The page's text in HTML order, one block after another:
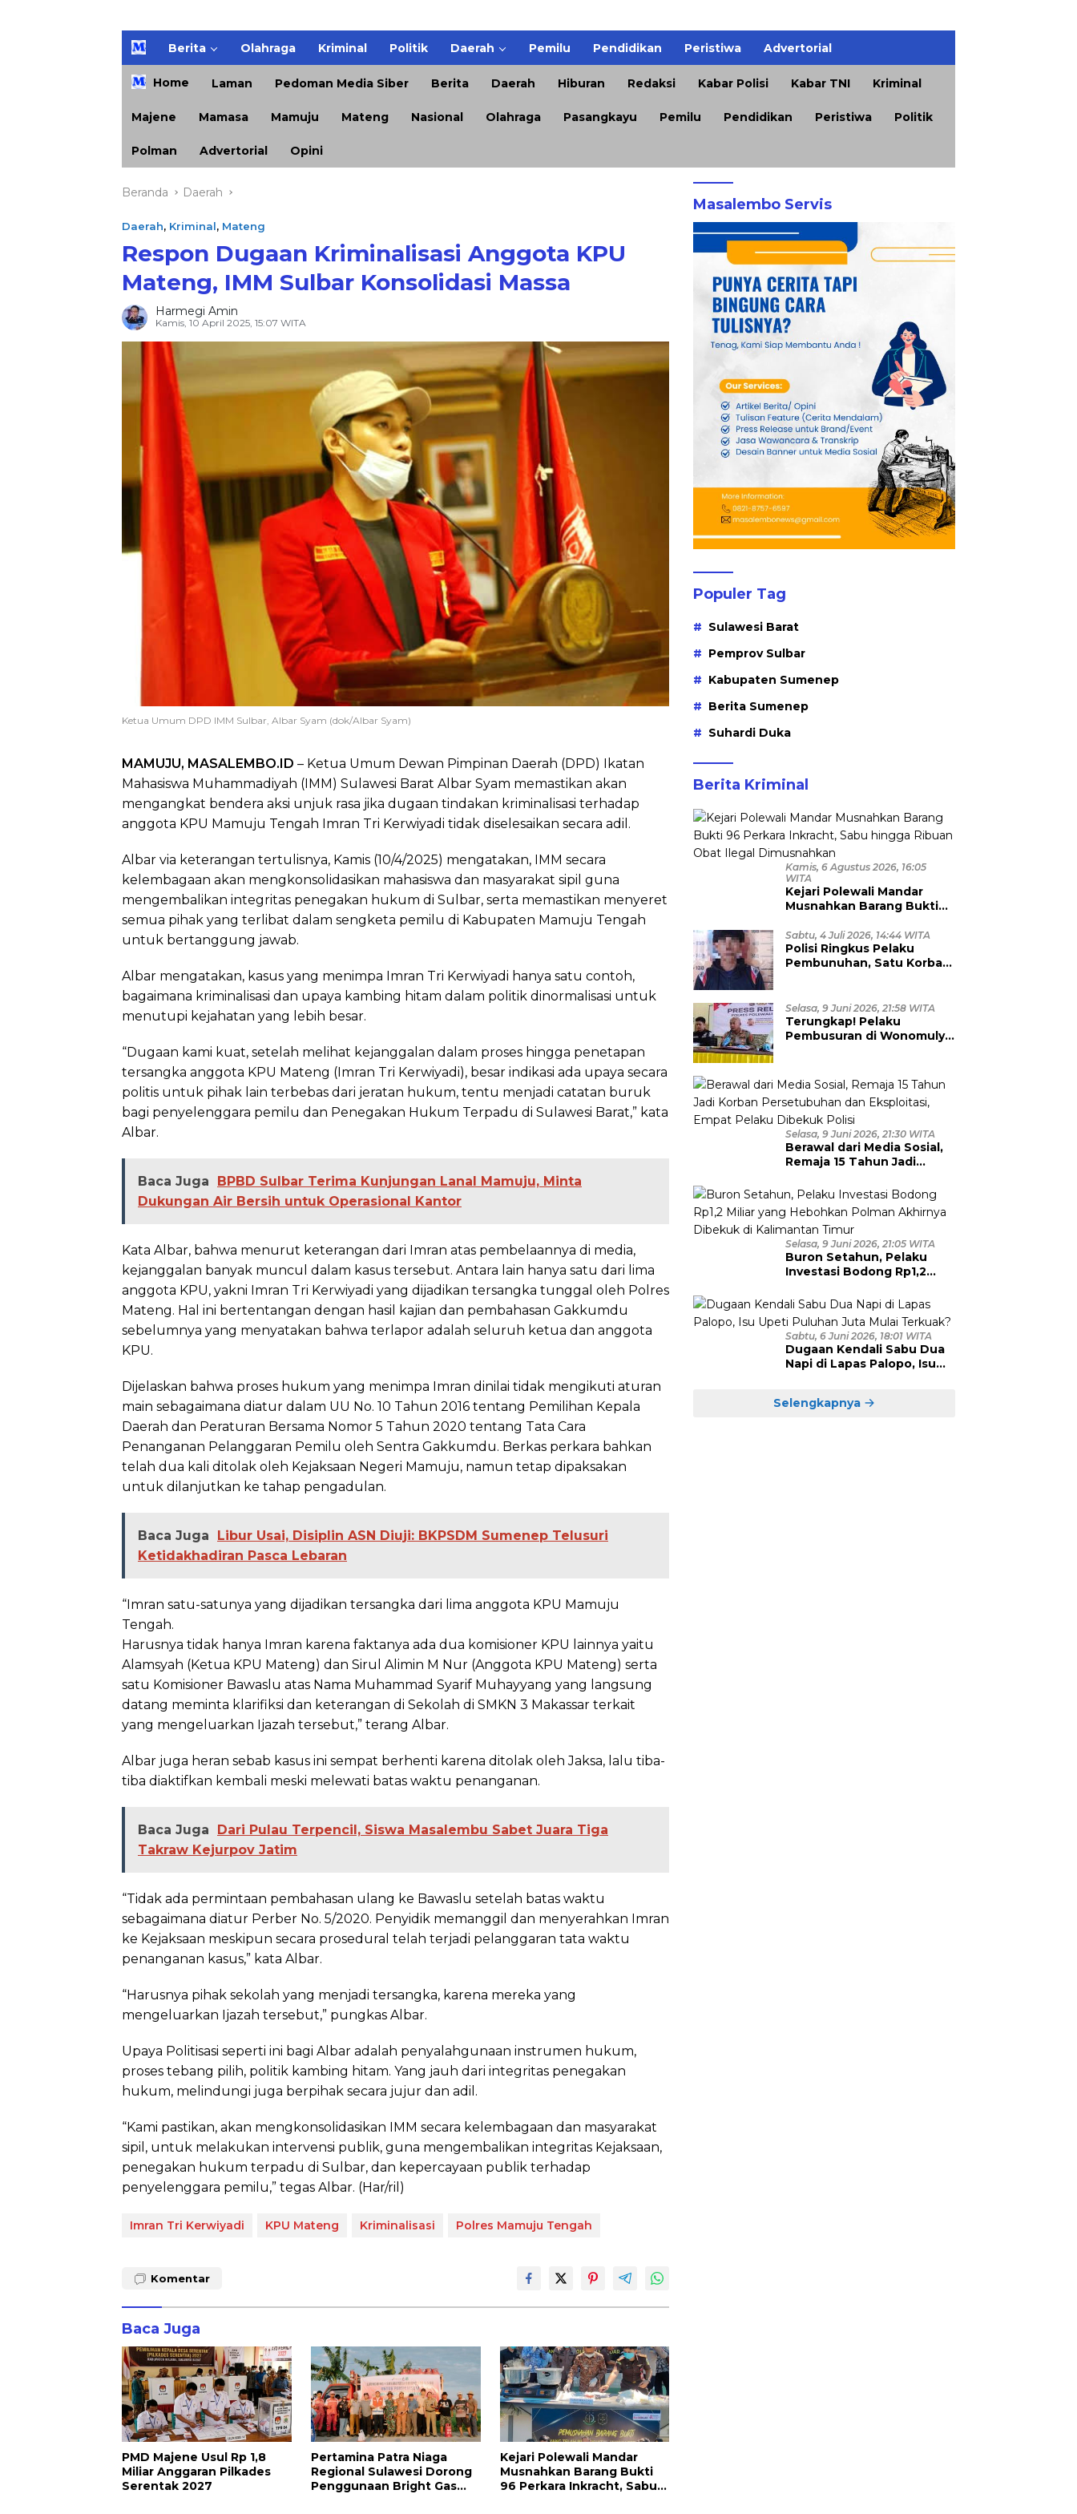
H
m
e
Berita Olahraga Kriminal Politik Daerah Pemilu Pendidikan Peristiwa Advertorial
Home Laman Pedoman Media Siber Berita Daerah Hiburan Redaksi Kabar Polisi Kabar TNI Kriminal
Majene Mamasa Mamuju Mateng Nasional Olahraga Pasangkayu Pemilu Pendidikan Peristiwa Politik
Polman Advertorial Opini
Beranda Daerah
Daerah, Kriminal, Mateng
Respon Dugaan Kriminalisasi Anggota KPU
Mateng, IMM Sulbar Konsolidasi Massa
Harmegi Amin
Kamis, 10 April 2025, 15:07 WITA
Ketua Umum DPD IMM Sulbar, Albar Syam (dok/Albar Syam)
MAMUJU, MASALEMBO.ID – Ketua Umum Dewan Pimpinan Daerah (DPD) Ikatan
Mahasiswa Muhammadiyah (IMM) Sulawesi Barat Albar Syam memastikan akan
mengangkat bendera aksi unjuk rasa jika dugaan tindakan kriminalisasi terhadap
anggota KPU Mamuju Tengah Imran Tri Kerwiyadi tidak diselesaikan secara adil.
Albar via keterangan tertulisnya, Kamis (10/4/2025) mengatakan, IMM secara
kelembagaan akan mengkonsolidasikan mahasiswa dan masyarakat sipil guna
mengembalikan integritas penegakan hukum di Sulbar, serta memastikan menyeret
semua pihak yang terlibat dalam sengketa pemilu di Kabupaten Mamuju Tengah
untuk bertanggung jawab.
Albar mengatakan, kasus yang menimpa Imran Tri Kerwiyadi hanya satu contoh,
bagaimana kriminalisasi dan upaya kambing hitam dalam politik dinormalisasi untuk
menutupi kejahatan yang lebih besar.
“Dugaan kami kuat, setelah melihat kejanggalan dalam proses hingga penetapan
tersangka anggota KPU Mateng (Imran Tri Kerwiyadi), besar indikasi ada upaya secara
politis untuk pihak lain terbebas dari jeratan hukum, tentu menjadi catatan buruk
bagi penyelenggara pemilu dan Penegakan Hukum Terpadu di Sulawesi Barat,” kata
Albar.
Baca Juga
BPBD Sulbar Terima Kunjungan Lanal Mamuju, Minta
Dukungan Air Bersih untuk Operasional Kantor
Kata Albar, bahwa menurut keterangan dari Imran atas pembelaannya di media,
kejanggalan banyak muncul dalam kasus tersebut. Antara lain hanya satu dari lima
anggota KPU, yakni Imran Tri Kerwiyadi yang dijadikan tersangka tunggal oleh Polres
Mateng. Hal ini bertentangan dengan hasil kajian dan pembahasan Gakkumdu
sebelumnya yang menyatakan bahwa terlapor adalah seluruh ketua dan anggota
KPU.
Dijelaskan bahwa proses hukum yang menimpa Imran dinilai tidak mengikuti aturan
main sebagaimana diatur dalam UU No. 10 Tahun 2016 tentang Pemilihan Kepala
Daerah dan Peraturan Bersama Nomor 5 Tahun 2020 tentang Tata Cara
Penanganan Pelanggaran Pemilu oleh Sentra Gakkumdu. Berkas perkara bahkan
telah dua kali ditolak oleh Kejaksaan Negeri Mamuju, namun tetap dipaksakan
untuk dilanjutkan ke tahap pengadulan.
Baca Juga
Libur Usai, Disiplin ASN Diuji: BKPSDM Sumenep Telusuri
Ketidakhadiran Pasca Lebaran
“Imran satu-satunya yang dijadikan tersangka dari lima anggota KPU Mamuju
Tengah.
Harusnya tidak hanya Imran karena faktanya ada dua komisioner KPU lainnya yaitu
Alamsyah (Ketua KPU Mateng) dan Sirul Alimin M Nur (Anggota KPU Mateng) serta
satu Komisioner Bawaslu atas Nama Muhammad Syarif Muhayyang yang langsung
datang meminta klarifiksi dan keterangan di Sekolah di SMKN 3 Makassar terkait
yang mengeluarkan Ijazah tersebut,” terang Albar.
Albar juga heran sebab kasus ini sempat berhenti karena ditolak oleh Jaksa, lalu tiba-
tiba diaktifkan kembali meski melewati batas waktu penanganan.
Baca Juga
Dari Pulau Terpencil, Siswa Masalembu Sabet Juara Tiga
Takraw Kejurpov Jatim
“Tidak ada permintaan pembahasan ulang ke Bawaslu setelah batas waktu
sebagaimana diatur Perber No. 5/2020. Penyidik memanggil dan menyerahkan Imran
ke Kejaksaan meskipun secara prosedural telah terjadi pelanggaran tata waktu
penanganan kasus,” kata Albar.
“Harusnya pihak sekolah yang menjadi tersangka, karena mereka yang
mengeluarkan Ijazah tersebut,” pungkas Albar.
Upaya Politisasi seperti ini bagi Albar adalah penyalahgunaan instrumen hukum,
proses tebang pilih, politik kambing hitam. Yang jauh dari integritas penegakan
hukum, melindungi juga berpihak secara jujur dan adil.
“Kami pastikan, akan mengkonsolidasikan IMM secara kelembagaan dan masyarakat
sipil, untuk melakukan intervensi publik, guna mengembalikan integritas Kejaksaan,
penegakan hukum terpadu di Sulbar, dan kepercayaan publik terhadap
penyelenggara pemilu,” tegas Albar. (Har/ril)
Imran Tri Kerwiyadi KPU Mateng Kriminalisasi Polres Mamuju Tengah
Komentar
Baca Juga
PMD Majene Usul Rp 1,8
Miliar Anggaran Pilkades
Serentak 2027
Pertamina Patra Niaga
Regional Sulawesi Dorong
Penggunaan Bright Gas
Kejari Polewali Mandar
Musnahkan Barang Bukti
96 Perkara Inkracht, Sabu
Masalembo Servis
Populer Tag
Sulawesi Barat
Pemprov Sulbar
Kabupaten Sumenep
Berita Sumenep
Suhardi Duka
Berita Kriminal
Kamis, 6 Agustus 2026, 16:05
WITA
Kejari Polewali Mandar
Musnahkan Barang Bukti
hingga Ribuan Obat Ilegal
Dimusnahkan
Sabtu, 4 Juli 2026, 14:44 WITA
Polisi Ringkus Pelaku
Pembunuhan, Satu Korban
Selasa, 9 Juni 2026, 21:58 WITA
Terungkap! Pelaku
Pembusuran di Wonomulyo
Tersangka Diamankan
Selasa, 9 Juni 2026, 21:30 WITA
Berawal dari Media Sosial,
Remaja 15 Tahun Jadi
Eksploitasi, Empat Pelaku
Dibekuk Polisi
Selasa, 9 Juni 2026, 21:05 WITA
Buron Setahun, Pelaku
Investasi Bodong Rp1,2
Polman Akhirnya Dibekuk
di Kalimantan Timur
Sabtu, 6 Juni 2026, 18:01 WITA
Dugaan Kendali Sabu Dua
Napi di Lapas Palopo, Isu
Selengkapnya